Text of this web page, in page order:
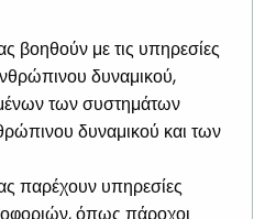
βοηθούν με τις υπηρεσίες
δυναμικού,
των συστημάτων
δυναμικού και των
παρέχουν υπηρεσίες